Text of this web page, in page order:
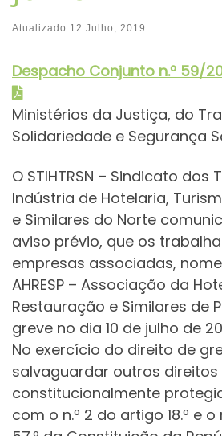
Atualizado 12 Julho, 2019
Despacho Conjunto n.º 59/
Ministérios da Justiça, do
Solidariedade e Segurança
O STIHTRSN – Sindicato
Indústria de Hotelaria,
e Similares do Norte
aviso prévio, que os
empresas associadas,
AHRESP – Associação da
Restauração e Similares de
greve no dia 10 de julho de
No exercício do direito de
salvaguardar outros direitos
constitucionalmente
com o n.º 2 do artigo 18.º e